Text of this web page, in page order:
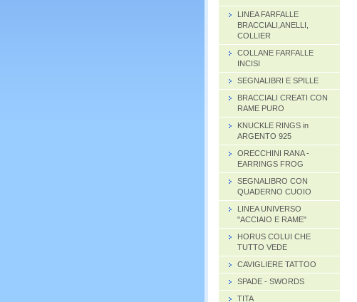
LINEA FARFALLE
BRACCIALI,ANELLI,
COLLIER
COLLANE FARFALLE
INCISI
SEGNALIBRI E SPILLE
BRACCIALI CREATI CON
RAME PURO
KNUCKLE RINGS in
ARGENTO 925
ORECCHINI RANA -
EARRINGS FROG
SEGNALIBRO CON
QUADERNO CUOIO
LINEA UNIVERSO
"ACCIAIO E RAME"
HORUS COLUI CHE
TUTTO VEDE
CAVIGLIERE TATTOO
SPADE - SWORDS
TITA